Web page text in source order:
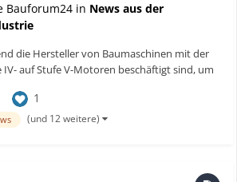
Bauforum24 in News aus der
die Hersteller von Baumaschinen mit der
auf Stufe V-Motoren beschäftigt sind, um
HYDREMA in diesem Zuge
an seiner Palette von Mobilbagg...
1
(und 12 weitere)